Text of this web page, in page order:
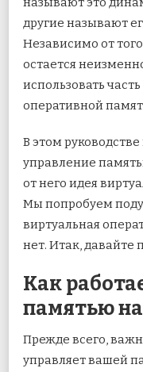
другие называют
Независимо от
остается
использовать
оперативной
В этом
управление
от него идея
Мы попробуем
виртуальная
нет. Итак, давайте
Как
памятью
Прежде всего,
управляет вашей